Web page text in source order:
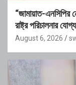
“জামায়াত-
রাষ্ট্র পরিচালনার
August 6, 2026